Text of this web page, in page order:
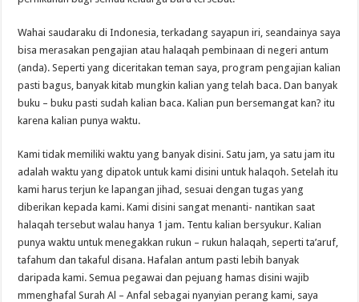
Wahai saudaraku di Indonesia, terkadang sayapun iri, seandainya saya
bisa merasakan pengajian atau halaqah pembinaan di negeri antum
(anda). Seperti yang diceritakan teman saya, program pengajian kalian
pasti bagus, banyak kitab mungkin kalian yang telah baca. Dan banyak
buku – buku pasti sudah kalian baca. Kalian pun bersemangat kan? itu
karena kalian punya waktu.
Kami tidak memiliki waktu yang banyak disini. Satu jam, ya satu jam itu
adalah waktu yang dipatok untuk kami disini untuk halaqoh. Setelah itu
kami harus terjun ke lapangan jihad, sesuai dengan tugas yang
diberikan kepada kami. Kami disini sangat menanti- nantikan saat
halaqah tersebut walau hanya 1 jam. Tentu kalian bersyukur. Kalian
punya waktu untuk menegakkan rukun – rukun halaqah, seperti ta’aruf,
tafahum dan takaful disana. Hafalan antum pasti lebih banyak
daripada kami. Semua pegawai dan pejuang hamas disini wajib
mmenghafal Surah Al – Anfal sebagai nyanyian perang kami, saya